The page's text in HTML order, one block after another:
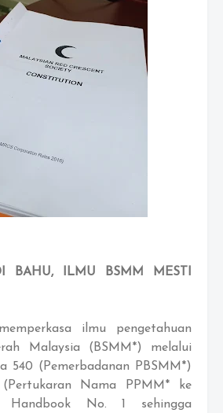
BAHU, ILMU BSMM MESTI
ilmu pengetahuan
Malaysia (BSMM*) melalui
540 (Pemerbadanan PBSMM*)
(Pertukaran Nama PPMM* ke
Handbook No. 1 sehingga